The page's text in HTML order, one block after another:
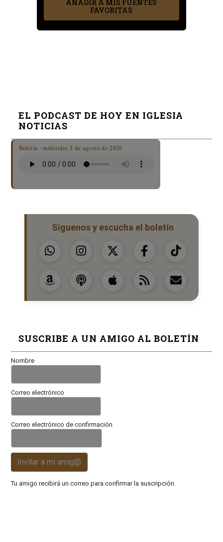
AÑADIR A MIS FUENTES
FAVORITAS
EL PODCAST DE HOY EN IGLESIA
NOTICIAS
Boletín · miércoles 5 de agosto de 2026
Síguenos y escucha el boletín
SUSCRIBE A UN AMIGO AL BOLETÍN
Nombre
Correo electrónico
Correo electrónico de confirmación
Invitar a mi amig@
Tu amigo recibirá un correo para confirmar la suscripción.